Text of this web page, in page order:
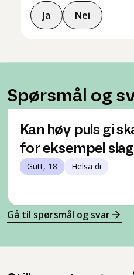
Ja Nei
Spørsmål og
Kan høy puls gi
for eksempel
Gutt, 18 Helsa di
Gå til spørsmål og svar